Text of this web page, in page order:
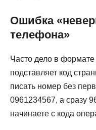
Ошибка
телефона»
Часто дело в
подставляет код
писать номер без
0961234567, а сразу
начинаете с кода